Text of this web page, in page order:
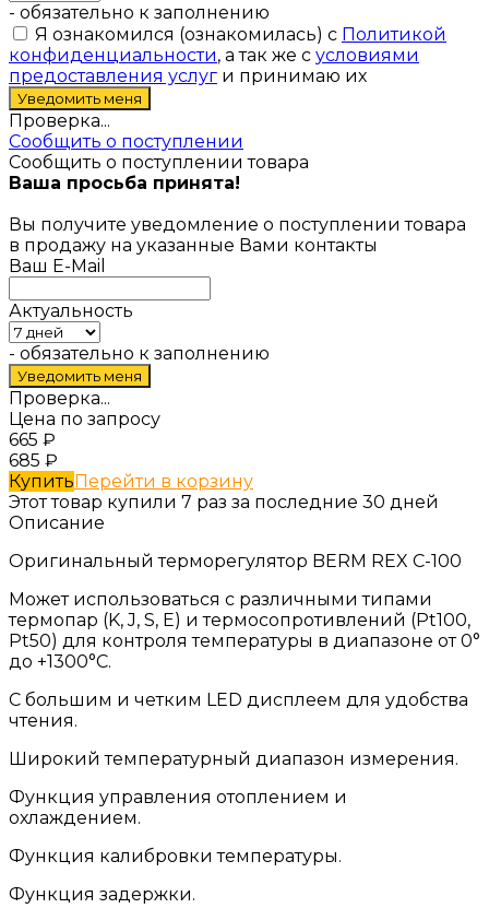
- обязательно к заполнению
Я ознакомился (ознакомилась) с Политикой
конфиденциальности, а так же с условиями
предоставления услуг и принимаю их
Проверка...
Сообщить о поступлении
Сообщить о поступлении товара
Ваша просьба принята!
Вы получите уведомление о поступлении товара
в продажу на указанные Вами контакты
Ваш E-Mail
Актуальность
- обязательно к заполнению
Проверка...
Цена по запросу
665 ₽
685 ₽
КупитьПерейти в корзину
Этот товар купили 7 раз за последние 30 дней
Описание
Оригинальный терморегулятор BERM REX C-100
Может использоваться с различными типами
термопар (K, J, S, E) и термосопротивлений (Pt100,
Pt50) для контроля температуры в диапазоне от 0°
до +1300°С.
С большим и четким LED дисплеем для удобства
чтения.
Широкий температурный диапазон измерения.
Функция управления отоплением и
охлаждением.
Функция калибровки температуры.
Функция задержки.